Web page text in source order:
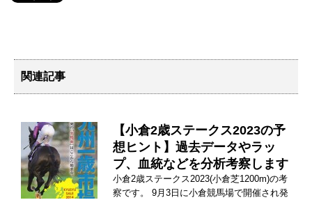
関連記事
【小倉2歳ステークス2023の予
想ヒント】過去データやラッ
プ、血統などを分析考察します
小倉2歳ステークス2023(小倉芝1200m)の考
察です。 9月3日に小倉競馬場で開催され発